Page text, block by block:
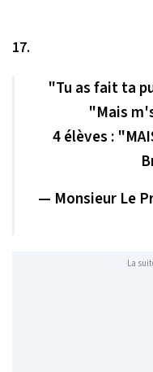
17.
"Tu as fait ta
"Mais
4 élèves :
— Monsieur Le
La